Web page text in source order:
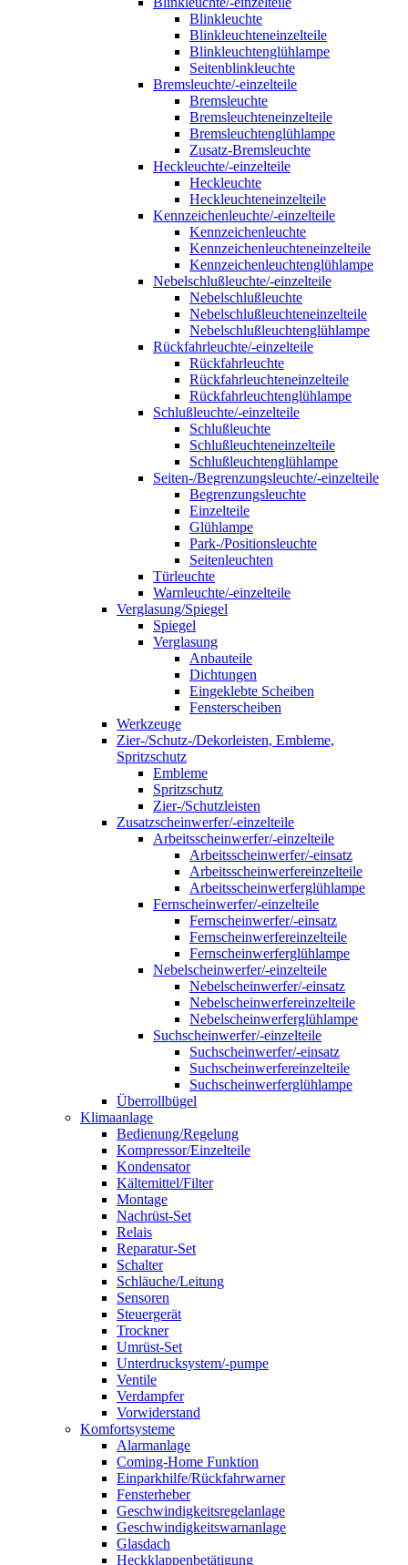
Blinkleuchte
Blinkleuchteneinzelteile
Blinkleuchtenglühlampe
Seitenblinkleuchte
Bremsleuchte/-einzelteile
Bremsleuchte
Bremsleuchteneinzelteile
Bremsleuchtenglühlampe
Zusatz-Bremsleuchte
Heckleuchte/-einzelteile
Heckleuchte
Heckleuchteneinzelteile
Kennzeichenleuchte/-einzelteile
Kennzeichenleuchte
Kennzeichenleuchteneinzelteile
Kennzeichenleuchtenglühlampe
Nebelschlußleuchte/-einzelteile
Nebelschlußleuchte
Nebelschlußleuchteneinzelteile
Nebelschlußleuchtenglühlampe
Rückfahrleuchte/-einzelteile
Rückfahrleuchte
Rückfahrleuchteneinzelteile
Rückfahrleuchtenglühlampe
Schlußleuchte/-einzelteile
Schlußleuchte
Schlußleuchteneinzelteile
Schlußleuchtenglühlampe
Seiten-/Begrenzungsleuchte/-einzelteile
Begrenzungsleuchte
Einzelteile
Glühlampe
Park-/Positionsleuchte
Seitenleuchten
Türleuchte
Warnleuchte/-einzelteile
Verglasung/Spiegel
Spiegel
Verglasung
Anbauteile
Dichtungen
Eingeklebte Scheiben
Fensterscheiben
Werkzeuge
Zier-/Schutz-/Dekorleisten, Embleme,
Spritzschutz
Embleme
Spritzschutz
Zier-/Schutzleisten
Zusatzscheinwerfer/-einzelteile
Arbeitsscheinwerfer/-einzelteile
Arbeitsscheinwerfer/-einsatz
Arbeitsscheinwerfereinzelteile
Arbeitsscheinwerferglühlampe
Fernscheinwerfer/-einzelteile
Fernscheinwerfer/-einsatz
Fernscheinwerfereinzelteile
Fernscheinwerferglühlampe
Nebelscheinwerfer/-einzelteile
Nebelscheinwerfer/-einsatz
Nebelscheinwerfereinzelteile
Nebelscheinwerferglühlampe
Suchscheinwerfer/-einzelteile
Suchscheinwerfer/-einsatz
Suchscheinwerfereinzelteile
Suchscheinwerferglühlampe
Überrollbügel
Klimaanlage
Bedienung/Regelung
Kompressor/Einzelteile
Kondensator
Kältemittel/Filter
Montage
Nachrüst-Set
Relais
Reparatur-Set
Schalter
Schläuche/Leitung
Sensoren
Steuergerät
Trockner
Umrüst-Set
Unterdrucksystem/-pumpe
Ventile
Verdampfer
Vorwiderstand
Komfortsysteme
Alarmanlage
Coming-Home Funktion
Einparkhilfe/Rückfahrwarner
Fensterheber
Geschwindigkeitsregelanlage
Geschwindigkeitswarnanlage
Glasdach
Heckklappenbetätigung